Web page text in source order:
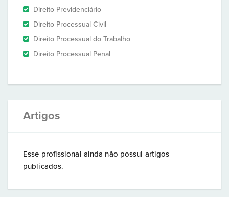
Direito Previdenciário
Direito Processual Civil
Direito Processual do Trabalho
Direito Processual Penal
Artigos
Esse profissional ainda não possui artigos
publicados.